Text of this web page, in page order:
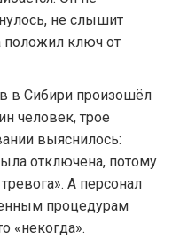
не слышит
положил ключ от
в Сибири произошёл
человек, трое
выяснилось:
отключена, потому
А персонал
процедурам
«некогда».